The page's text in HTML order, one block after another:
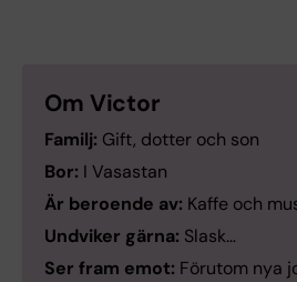
Om Victor
Familj: Gift, dotter och son
Bor: I Vasastan
Är beroende av: Kaffe och
Undviker gärna: Slask…
Ser fram emot: Förutom nya